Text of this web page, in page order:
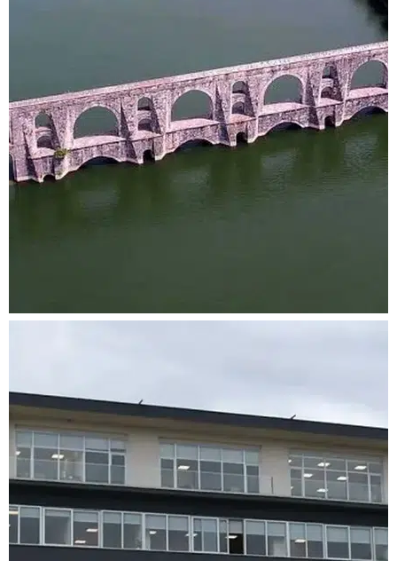
İstanbul'da su alarmı:
İSKİ 10 Ağustos baraj
doluluk oranlarını